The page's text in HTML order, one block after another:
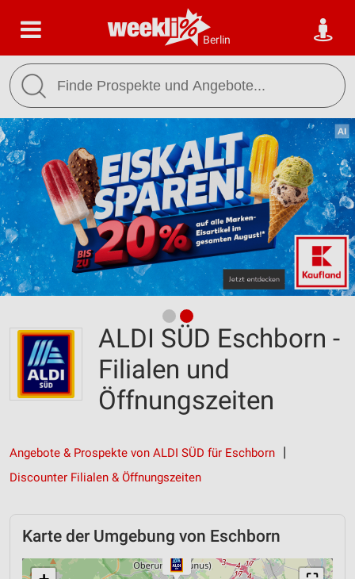
Berlin
ALDI SÜD Eschborn -
Filialen und
Öffnungszeiten
Angebote & Prospekte von ALDI SÜD für Eschborn
Discounter Filialen & Öffnungszeiten
Karte der Umgebung von Eschborn